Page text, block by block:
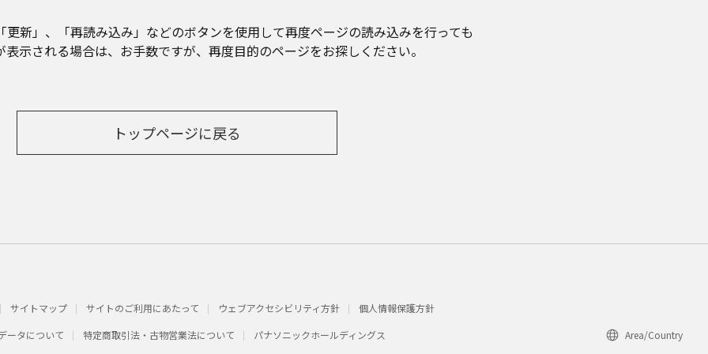
更新」、「再読み込み」などのボタンを使用して再度ページの読み込みを行っても
表示される場合は、お手数ですが、再度目的のページをお探しください。
トップページに戻る
サイトマップ サイトのご利用にあたって ウェブアクセシビリティ方針
個人情報保護方針
ータについて
特定商取引法・古物営業法について パナソニックホールディングス Area/Country